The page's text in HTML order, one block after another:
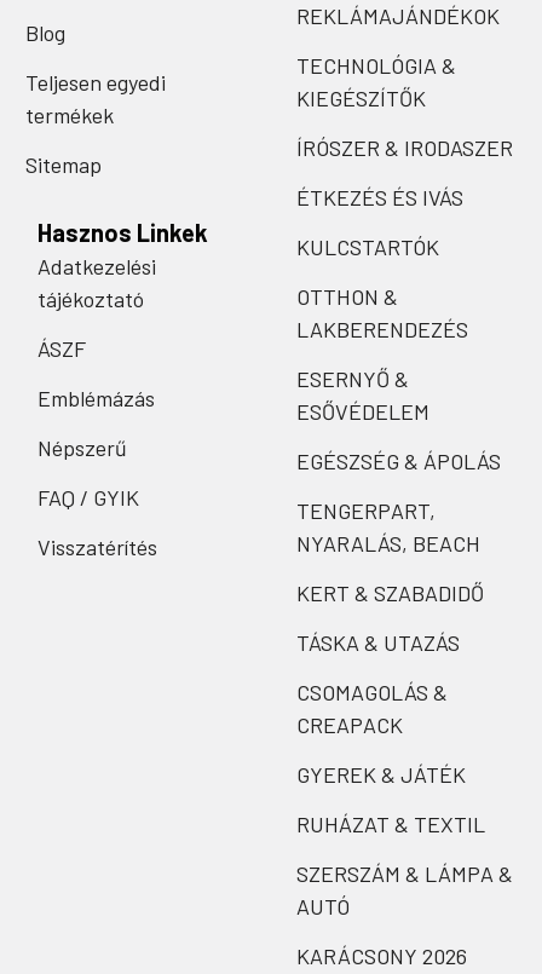
Blog
Teljesen egyedi
termékek
Sitemap
Hasznos Linkek
Adatkezelési
tájékoztató
ÁSZF
Emblémázás
Népszerű
FAQ / GYIK
Visszatérítés
REKLÁMAJÁNDÉKOK
TECHNOLÓGIA &
KIEGÉSZÍTŐK
ÍRÓSZER & IRODASZER
ÉTKEZÉS ÉS IVÁS
KULCSTARTÓK
OTTHON &
LAKBERENDEZÉS
ESERNYŐ &
ESŐVÉDELEM
EGÉSZSÉG & ÁPOLÁS
TENGERPART,
NYARALÁS, BEACH
KERT & SZABADIDŐ
TÁSKA & UTAZÁS
CSOMAGOLÁS &
CREAPACK
GYEREK & JÁTÉK
RUHÁZAT & TEXTIL
SZERSZÁM & LÁMPA &
AUTÓ
KARÁCSONY 2026